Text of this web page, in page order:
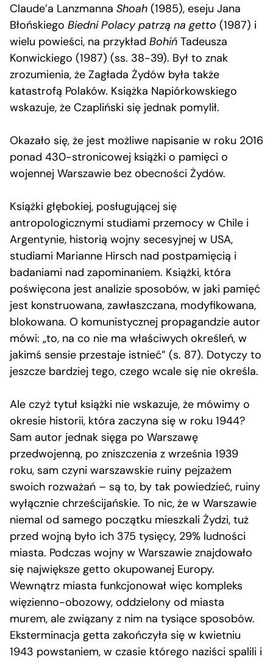
Claude’a Lanzmanna Shoah (1985), eseju Jana
Błońskiego Biedni Polacy patrzą na getto (1987) i
wielu powieści, na przykład Bohiń Tadeusza
Konwickiego (1987) (ss. 38-39). Był to znak
zrozumienia, że Zagłada Żydów była także
katastrofą Polaków. Książka Napiórkowskiego
wskazuje, że Czapliński się jednak pomylił.
Okazało się, że jest możliwe napisanie w roku 2016
ponad 430-stronicowej książki o pamięci o
wojennej Warszawie bez obecności Żydów.
Książki głębokiej, posługującej się
antropologicznymi studiami przemocy w Chile i
Argentynie, historią wojny secesyjnej w USA,
studiami Marianne Hirsch nad postpamięcią i
badaniami nad zapominaniem. Książki, która
poświęcona jest analizie sposobów, w jaki pamięć
jest konstruowana, zawłaszczana, modyfikowana,
blokowana. O komunistycznej propagandzie autor
mówi: „to, na co nie ma właściwych określeń, w
jakimś sensie przestaje istnieć” (s. 87). Dotyczy to
jeszcze bardziej tego, czego wcale się nie określa.
Ale czyż tytuł książki nie wskazuje, że mówimy o
okresie historii, która zaczyna się w roku 1944?
Sam autor jednak sięga po Warszawę
przedwojenną, po zniszczenia z września 1939
roku, sam czyni warszawskie ruiny pejzażem
swoich rozważań – są to, by tak powiedzieć, ruiny
wyłącznie chrześcijańskie. To nic, że w Warszawie
niemal od samego początku mieszkali Żydzi, tuż
przed wojną było ich 375 tysięcy, 29% ludności
miasta. Podczas wojny w Warszawie znajdowało
się największe getto okupowanej Europy.
Wewnątrz miasta funkcjonował więc kompleks
więzienno-obozowy, oddzielony od miasta
murem, ale związany z nim na tysiące sposobów.
Eksterminacja getta zakończyła się w kwietniu
1943 powstaniem, w czasie którego naziści spalili i